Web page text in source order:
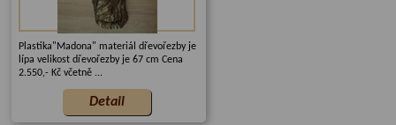
Plastika"Madona" materiál dřevořezby je
lípa velikost dřevořezby je 67 cm Cena
2.550,- Kč včetně ...